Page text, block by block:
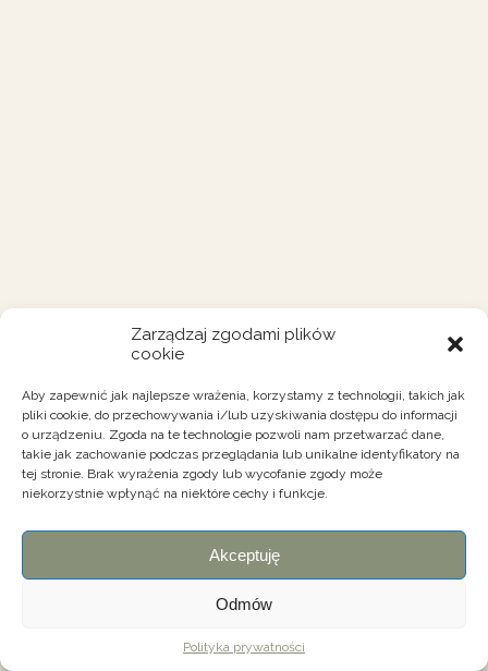
Zarządzaj zgodami plików
cookie
Aby zapewnić jak najlepsze wrażenia, korzystamy z technologii, takich jak
pliki cookie, do przechowywania i/lub uzyskiwania dostępu do informacji
o urządzeniu. Zgoda na te technologie pozwoli nam przetwarzać dane,
takie jak zachowanie podczas przeglądania lub unikalne identyfikatory na
tej stronie. Brak wyrażenia zgody lub wycofanie zgody może
niekorzystnie wpłynąć na niektóre cechy i funkcje.
Akceptuję
Odmów
Polityka prywatności